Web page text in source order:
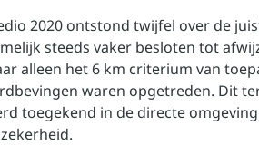
2020 ontstond twijfel over de
steeds vaker besloten tot
alleen het 6 km criterium van
waren opgetreden. Dit
toegekend in de directe